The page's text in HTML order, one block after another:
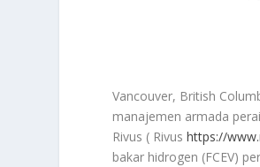
Vancouver, British
manajemen armada
Rivus ( Rivushttps://
bakar hidrogen (FCEV)